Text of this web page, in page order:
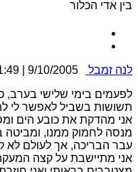
בין אדי הכלור
לנה זמבל 9/10/2005 | 21:49
לפעמים בימי שלישי בערב,
תשושות בשביל לאפשר לי
אני מהדקת את כובע הים
מנסה לחמוק ממנו,
עבר הבריכה, אך לעולם לא
אני מתיישבת על קצה